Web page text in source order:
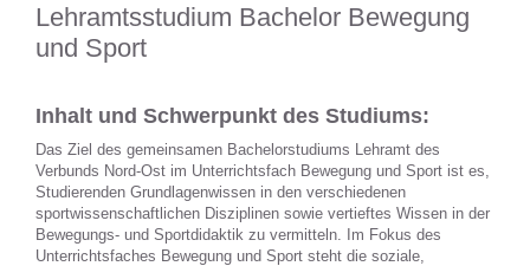
Lehramtsstudium Bachelor Bewegung
und Sport
Inhalt und Schwerpunkt des Studiums:
Das Ziel des gemeinsamen Bachelorstudiums Lehramt des
Verbunds Nord-Ost im Unterrichtsfach Bewegung und Sport ist es,
Studierenden Grundlagenwissen in den verschiedenen
sportwissenschaftlichen Disziplinen sowie vertieftes Wissen in der
Bewegungs- und Sportdidaktik zu vermitteln. Im Fokus des
Unterrichtsfaches Bewegung und Sport steht die soziale,